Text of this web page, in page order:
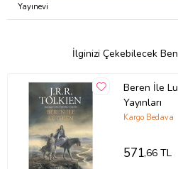
Yayınevi
İlginizi Çekebilecek
Beren İle
Yayınları
Kargo Bedava
571,66 TL